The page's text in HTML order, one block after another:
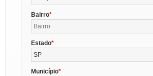
Bairro
Estado
SP
Município